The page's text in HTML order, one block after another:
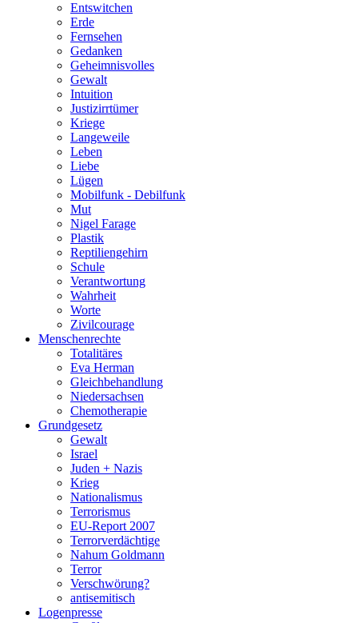
Entswitchen
Erde
Fernsehen
Gedanken
Geheimnisvolles
Gewalt
Intuition
Justizirrtümer
Kriege
Langeweile
Leben
Liebe
Lügen
Mobilfunk - Debilfunk
Mut
Nigel Farage
Plastik
Reptiliengehirn
Schule
Verantwortung
Wahrheit
Worte
Zivilcourage
Menschenrechte
Totalitäres
Eva Herman
Gleichbehandlung
Niedersachsen
Chemotherapie
Grundgesetz
Gewalt
Israel
Juden + Nazis
Krieg
Nationalismus
Terrorismus
EU-Report 2007
Terrorverdächtige
Nahum Goldmann
Terror
Verschwörung?
antisemitisch
Logenpresse